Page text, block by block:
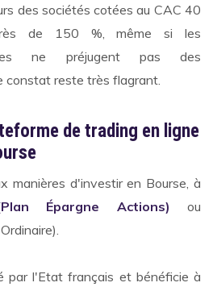
des sociétés cotées au CAC 40
de 150 %, même si les
ne préjugent pas des
constat reste très flagrant.
de trading en ligne
manières d'investir en Bourse, à
Épargne Actions) ou
par l'Etat français et bénéficie à